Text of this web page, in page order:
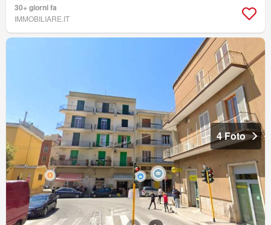
30+ giorni fa
IMMOBILIARE.IT
4 Foto